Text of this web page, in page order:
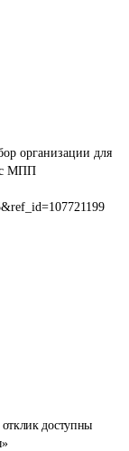
доступны
организации для
с МПП